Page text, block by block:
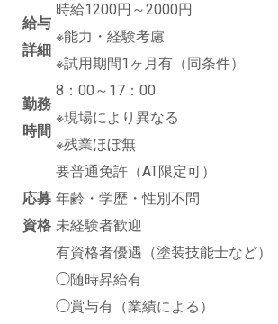
給与
詳細
時給1200円～2000円
※能力・経験考慮
※試用期間1ヶ月有（同条件）
勤務
時間
8：00～17：00
※現場により異なる
※残業ほぼ無
応募
資格
要普通免許（AT限定可）
年齢・学歴・性別不問
未経験者歓迎
有資格者優遇（塗装技能士など）
◯随時昇給有
◯賞与有（業績による）